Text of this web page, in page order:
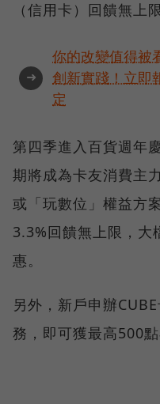
（信用卡）回饋無上限
➜
你的改變值得被
創新實踐！立即
定
第四季進入百貨週年
期將成為卡友消費主
或「玩數位」權益方
3.3%回饋無上限，大
惠。
另外，新戶申辦
務，即可獲最高500點